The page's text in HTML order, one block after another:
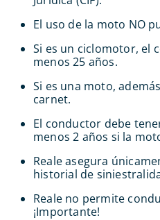
El uso de la moto NO
Si es un ciclomotor, el
menos 25 años.
Si es una moto,
carnet.
El conductor debe
menos 2 años si la
Reale asegura
historial de
Reale no permite
¡Importante!